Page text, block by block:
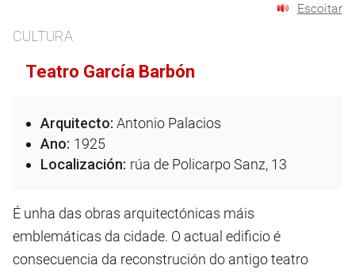
Escoitar
CULTURA
Teatro García Barbón
Arquitecto: Antonio Palacios
Ano: 1925
Localización: rúa de Policarpo Sanz, 13
É unha das obras arquitectónicas máis
emblemáticas da cidade. O actual edificio é
consecuencia da reconstrución do antigo teatro